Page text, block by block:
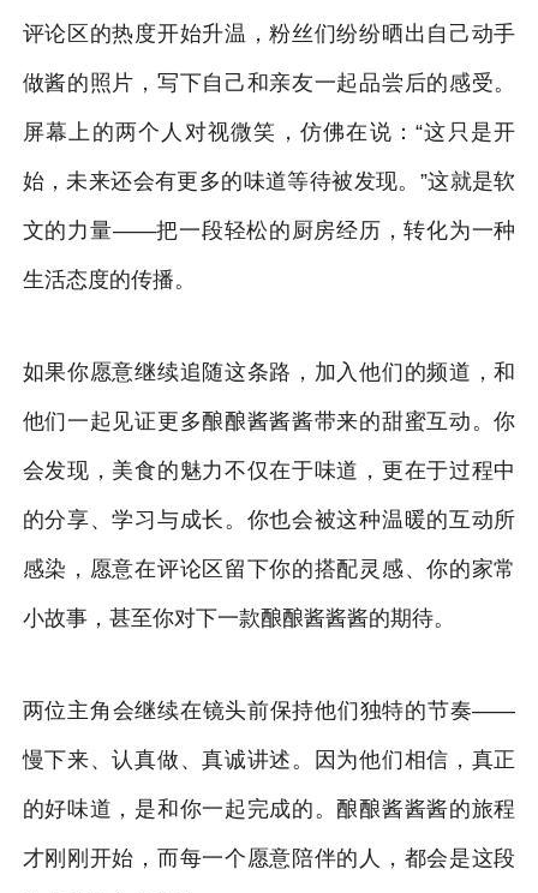
评论区的热度开始升温，粉丝们纷纷晒出自己动手
做酱的照片，写下自己和亲友一起品尝后的感受。
屏幕上的两个人对视微笑，仿佛在说：“这只是开
始，未来还会有更多的味道等待被发现。”这就是软
文的力量——把一段轻松的厨房经历，转化为一种
生活态度的传播。
如果你愿意继续追随这条路，加入他们的频道，和
他们一起见证更多酿酿酱酱酱带来的甜蜜互动。你
会发现，美食的魅力不仅在于味道，更在于过程中
的分享、学习与成长。你也会被这种温暖的互动所
感染，愿意在评论区留下你的搭配灵感、你的家常
小故事，甚至你对下一款酿酿酱酱酱的期待。
两位主角会继续在镜头前保持他们独特的节奏——
慢下来、认真做、真诚讲述。因为他们相信，真正
的好味道，是和你一起完成的。酿酿酱酱酱的旅程
才刚刚开始，而每一个愿意陪伴的人，都会是这段